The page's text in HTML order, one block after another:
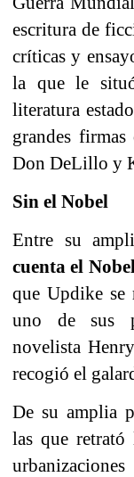
escritura de
críticas y
la que le
literatura
grandes
Don DeLillo y
Sin el Nobel
Entre su
cuenta el Nobel
que Updike se
uno de sus
novelista
recogió el
De su amplia
las que retrató